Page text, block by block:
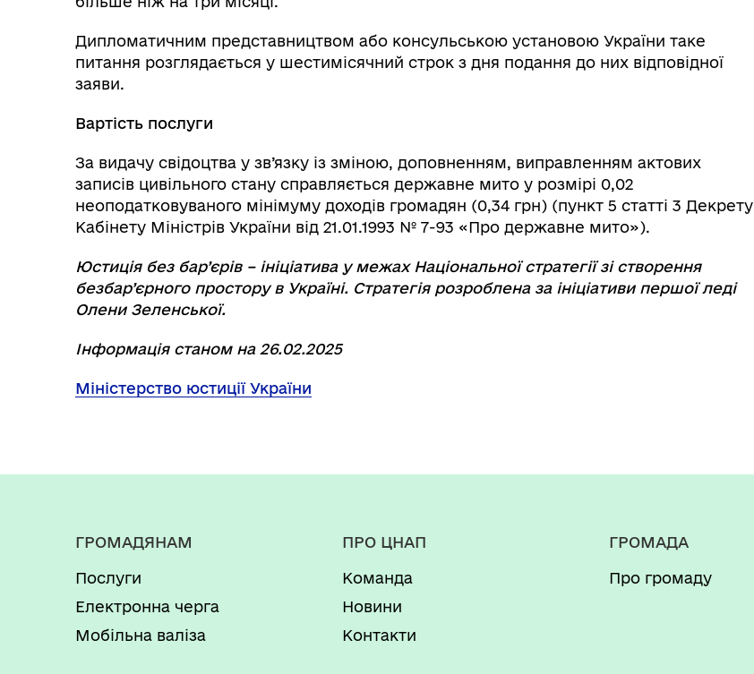
Дипломатичним представництвом або консульською установою України таке
питання розглядається у шестимісячний строк з дня подання до них відповідної
заяви.
Вартість послуги
За видачу свідоцтва у зв’язку із зміною, доповненням, виправленням актових
записів цивільного стану справляється державне мито у розмірі 0,02
неоподатковуваного мінімуму доходів громадян (0,34 грн) (пункт 5 статті 3 Декрету
Кабінету Міністрів України від 21.01.1993 № 7-93 «Про державне мито»).
Юстиція без бар’єрів – ініціатива у межах Національної стратегії зі створення
безбар’єрного простору в Україні. Стратегія розроблена за ініціативи першої леді
Олени Зеленської.
Інформація станом на 26.02.2025
Міністерство юстиції України
ГРОМАДЯНАМ
Послуги
Електронна черга
Мобільна валіза
ПРО ЦНАП
Команда
Новини
Контакти
ГРОМАДА
Про громаду